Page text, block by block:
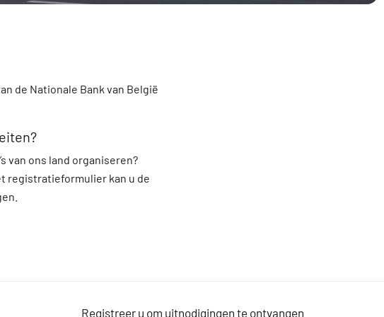
de Nationale Bank van België
van ons land organiseren?
registratieformulier kan u de
Registreer u om uitnodigingen te ontvangen